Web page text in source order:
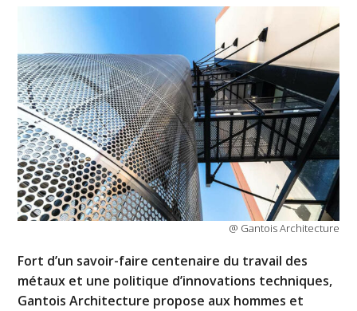
@ Gantois Architecture
Fort d’un savoir-faire centenaire du travail des
métaux et une politique d’innovations techniques,
Gantois Architecture propose aux hommes et